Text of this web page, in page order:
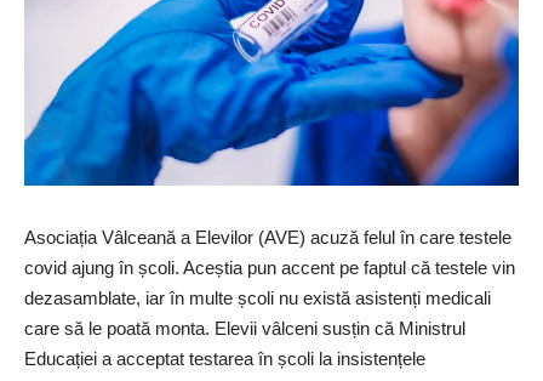
Asociația Vâlceană a Elevilor (AVE) acuză felul în care testele
covid ajung în școli. Aceștia pun accent pe faptul că testele vin
dezasamblate, iar în multe școli nu există asistenți medicali
care să le poată monta. Elevii vâlceni susțin că Ministrul
Educației a acceptat testarea în școli la insistențele